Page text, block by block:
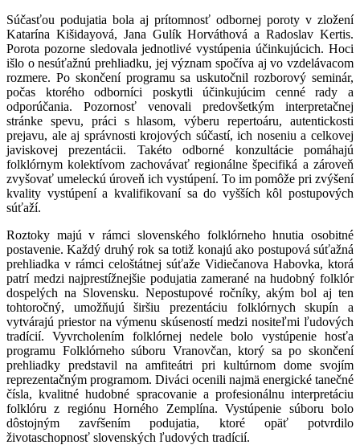
Súčasťou podujatia bola aj prítomnosť odbornej poroty v zložení
Katarína Kišidayová, Jana Gulík Horváthová a Radoslav Kertis.
Porota pozorne sledovala jednotlivé vystúpenia účinkujúcich. Hoci
išlo o nesúťažnú prehliadku, jej význam spočíva aj vo vzdelávacom
rozmere. Po skončení programu sa uskutočnil rozborový seminár,
počas ktorého odborníci poskytli účinkujúcim cenné rady a
odporúčania. Pozornosť venovali predovšetkým interpretačnej
stránke spevu, práci s hlasom, výberu repertoáru, autentickosti
prejavu, ale aj správnosti krojových súčastí, ich noseniu a celkovej
javiskovej prezentácii. Takéto odborné konzultácie pomáhajú
folklórnym kolektívom zachovávať regionálne špecifiká a zároveň
zvyšovať umeleckú úroveň ich vystúpení. To im pomôže pri zvýšení
kvality vystúpení a kvalifikovaní sa do vyšších kôl postupových
súťaží.
Roztoky majú v rámci slovenského folklórneho hnutia osobitné
postavenie. Každý druhý rok sa totiž konajú ako postupová súťažná
prehliadka v rámci celoštátnej súťaže Vidiečanova Habovka, ktorá
patrí medzi najprestížnejšie podujatia zamerané na hudobný folklór
dospelých na Slovensku. Nepostupové ročníky, akým bol aj ten
tohtoročný, umožňujú širšiu prezentáciu folklórnych skupín a
vytvárajú priestor na výmenu skúseností medzi nositeľmi ľudových
tradícií. Vyvrcholením folklórnej nedele bolo vystúpenie hosťa
programu Folklórneho súboru Vranovčan, ktorý sa po skončení
prehliadky predstavil na amfiteátri pri kultúrnom dome svojím
reprezentačným programom. Diváci ocenili najmä energické tanečné
čísla, kvalitné hudobné spracovanie a profesionálnu interpretáciu
folklóru z regiónu Horného Zemplína. Vystúpenie súboru bolo
dôstojným zavŕšením podujatia, ktoré opäť potvrdilo
životaschopnosť slovenských ľudových tradícií.